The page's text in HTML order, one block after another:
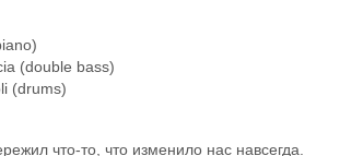
(double bass)
(drums)
что-то, что изменило нас навсегда.